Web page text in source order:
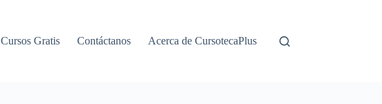
Cursos Gratis Contáctanos Acerca de CursotecaPlus